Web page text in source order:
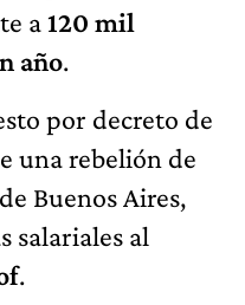
a120 mil
año.
por decreto de
una rebelión de
Buenos Aires,
salariales al
.